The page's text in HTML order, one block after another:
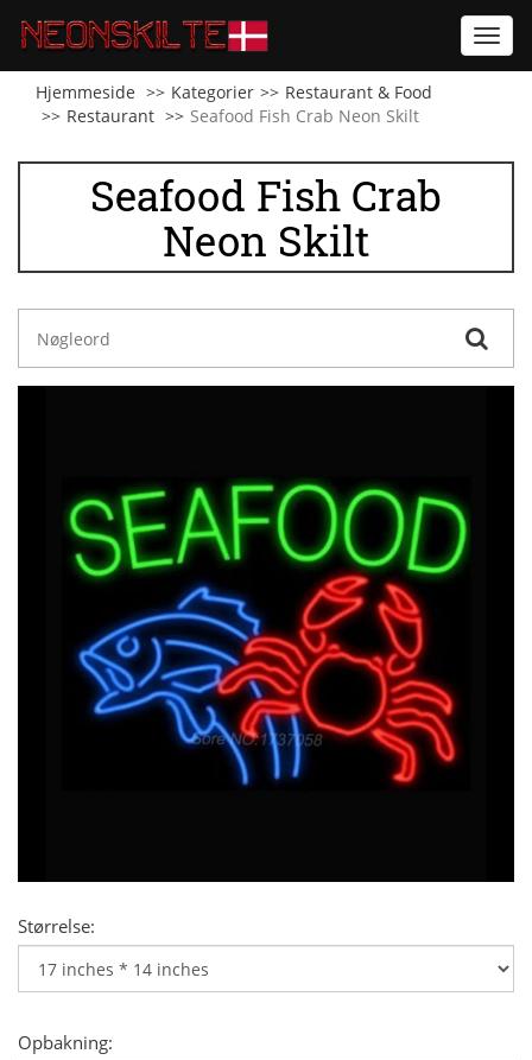
Hjemmeside
Kategorier
Restaurant & Food
Restaurant
Seafood Fish Crab Neon Skilt
Seafood Fish Crab
Neon Skilt
Størrelse:
Opbakning: